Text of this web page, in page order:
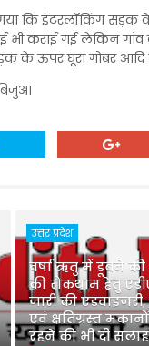
गया कि इंटरलॉकिंग
भी कराई गई लेकिन
के ऊपर घूरा गोबर आदि
उत्तर प्रदेश
वर्षा ऋतु में डूबने
की रोकथाम हेतु
जारी की
एवं क्षतिग्रस्त
रहने की भी दी सलाह